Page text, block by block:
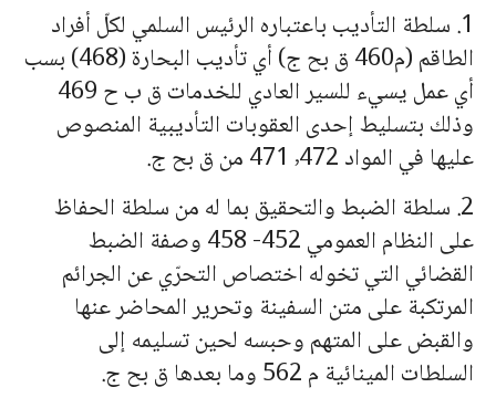
1. سلطة التأديب باعتباره الرئيس السلمي لكلّ أفراد
الطاقم (م460 ق بح ج) أي تأديب البحارة (468) بسب
أي عمل يسيء للسير العادي للخدمات ق ب ح 469
وذلك بتسليط إحدى العقوبات التأديبية المنصوص
عليها في المواد ٬472 471 من ق بح ج.
2. سلطة الضبط والتحقيق بما له من سلطة الحفاظ
على النظام العمومي 452- 458 وصفة الضبط
القضائي التي تخوله اختصاص التحرّي عن الجرائم
المرتكبة على متن السفينة وتحرير المحاضر عنها
والقبض على المتهم وحبسه لحين تسليمه إلى
السلطات المينائية م 562 وما بعدها ق بح ج.